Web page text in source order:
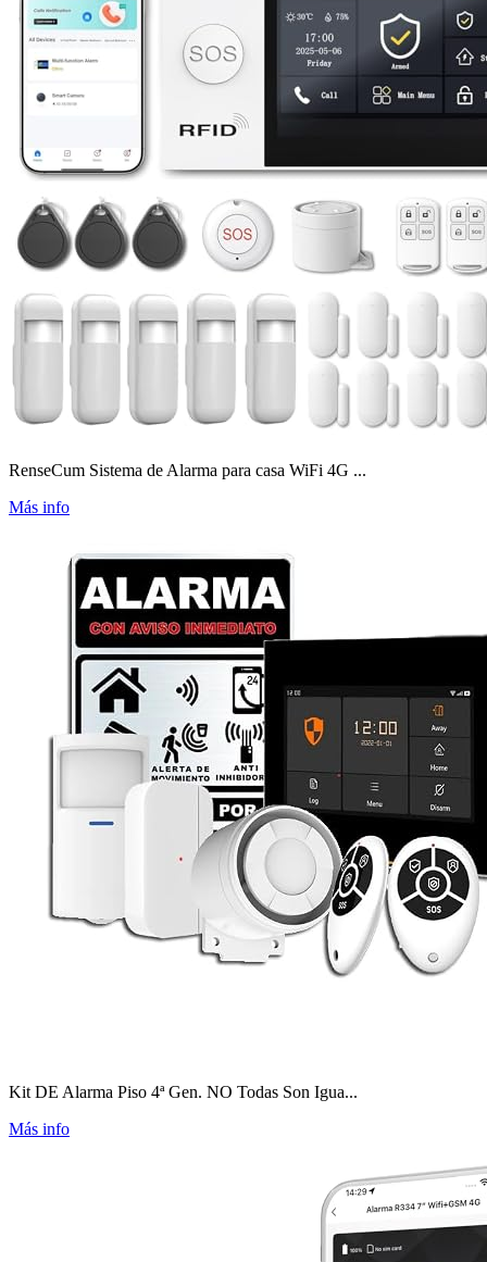
RenseCum Sistema de Alarma para casa WiFi 4G ...
Más info
Kit DE Alarma Piso 4ª Gen. NO Todas Son Igua...
Más info